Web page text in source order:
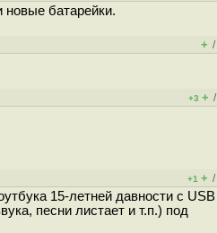
новые батарейки.
+ /
+3 + /
+1 + /
15-летней давности с USB
песни листает и т.п.) под